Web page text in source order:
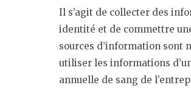
Il s’agit de collecter des
identité et de commettre
sources d’information sont
utiliser les informations
annuelle de sang de